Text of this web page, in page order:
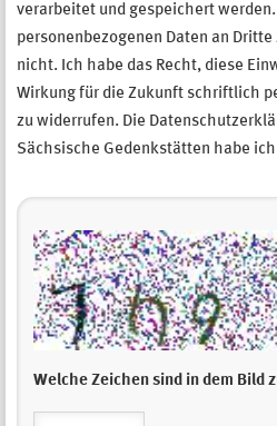
verarbeitet und gespeichert
personenbezogenen Daten an
nicht. Ich habe das Recht, diese
Wirkung für die Zukunft schriftlich
zu widerrufen. Die
Sächsische Gedenkstätten habe
Welche Zeichen sind in dem Bild